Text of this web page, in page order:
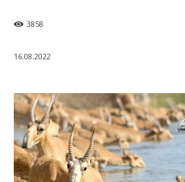
3858
16.08.2022